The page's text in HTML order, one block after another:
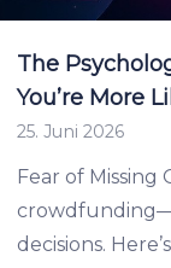
The
You’re More
25. Juni 2026
Fear of Missing
decisions.